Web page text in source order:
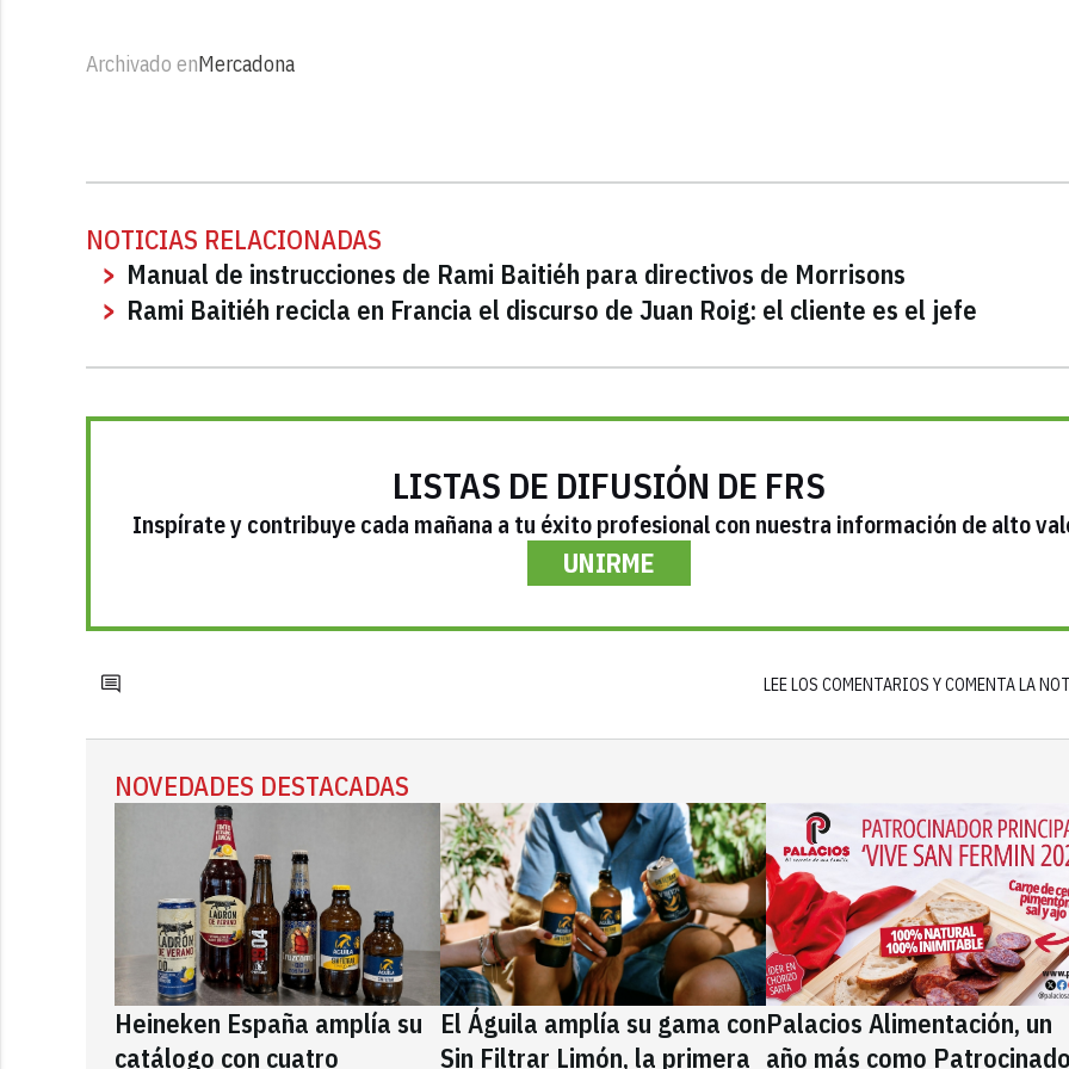
Archivado enMercadona
NOTICIAS RELACIONADAS
Manual de instrucciones de Rami Baitiéh para directivos de Morrisons
Rami Baitiéh recicla en Francia el discurso de Juan Roig: el cliente es el jefe
LISTAS DE DIFUSIÓN DE FRS
Inspírate y contribuye cada mañana a tu éxito profesional con nuestra información de alto
UNIRME
LEE LOS COMENTARIOS Y COMENTA LA
NOVEDADES DESTACADAS
Heineken España amplía su
catálogo con cuatro
El Águila amplía su gama con
Sin Filtrar Limón, la primera
Palacios Alimentación, un
año más como